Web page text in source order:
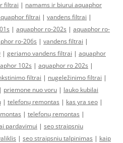
filtrai | namams ir biurui aquaphor
filtrai | vandens filtrai |
| aquaphor ro-202s | aquaphor ro-
ro-206s | vandens filtrai |
| geriamo vandens filtrai | aquaphor
102s | aquaphor ro 202s |
filtrai | nugeležinimo filtrai |
| priemone nuo voru | lauko kubilai
| telefonų remontas | kas yra seo |
| telefonų remontas |
pardavimui | seo straipsniu
| seo straipsniu talpinimas | kaip